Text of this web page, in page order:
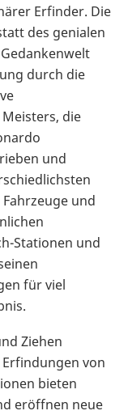
Erfinder. Die
des genialen
durch die
die
und
und
Stationen und
für viel
Ziehen
von
bieten
eröffnen neue